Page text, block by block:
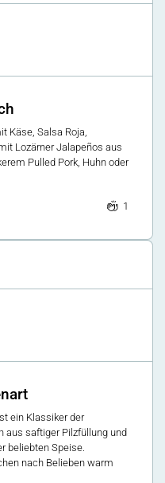
Käse, Salsa Roja,
Lozärner Jalapeños aus
Pulled Pork, Huhn oder
1
ein Klassiker der
aus saftiger Pilzfüllung und
beliebten Speise.
nach Belieben warm